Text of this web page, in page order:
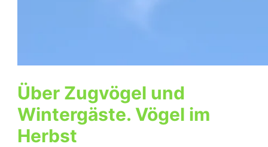
Über Zugvögel und
Wintergäste. Vögel im
Herbst